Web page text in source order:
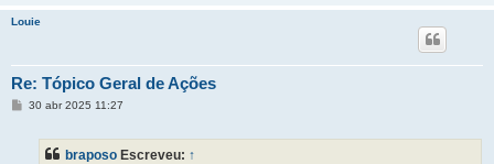
Louie
Re: Tópico Geral de Ações
M30 abr 2025 11:27
braposo Escreveu: ↑